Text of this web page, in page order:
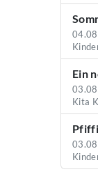
Ein
Kita